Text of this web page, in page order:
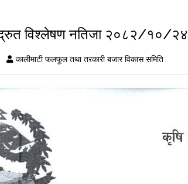
द्रुत विश्लेषण नतिजा २०८२/१०/२४
कालीमाटी फलफूल तथा तरकारी बजार विकास समिति